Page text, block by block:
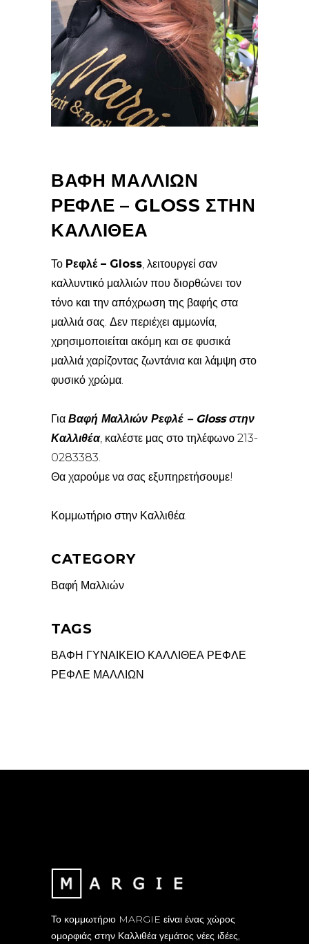
ΒΑΦΗ ΜΑΛΛΙΩΝ
ΡΕΦΛΕ – GLOSS ΣΤΗΝ
ΚΑΛΛΙΘΕΑ
Το Ρεφλέ – Gloss , λειτουργεί σαν
καλλυντικό μαλλιών που διορθώνει τον
τόνο και την απόχρωση της βαφής στα
μαλλιά σας. Δεν περιέχει αμμωνία,
χρησιμοποιείται ακόμη και σε φυσικά
μαλλιά χαρίζοντας ζωντάνια και λάμψη στο
φυσικό χρώμα.
Για Βαφή Μαλλιών Ρεφλέ – Gloss στην
Καλλιθέα, καλέστε μας στο τηλέφωνο 213-
0283383.
Θα χαρούμε να σας εξυπηρετήσουμε!
Κομμωτήριο στην Καλλιθέα.
CATEGORY
Βαφή Μαλλιών
TAGS
ΒΑΦΗ ΓΥΝΑΙΚΕΙΟ ΚΑΛΛΙΘΕΑ ΡΕΦΛΕ
ΡΕΦΛΕ ΜΑΛΛΙΩΝ
Το κομμωτήριο MARGIE είναι ένας χώρος
ομορφιάς στην Καλλιθέα γεμάτος νέες ιδέες,